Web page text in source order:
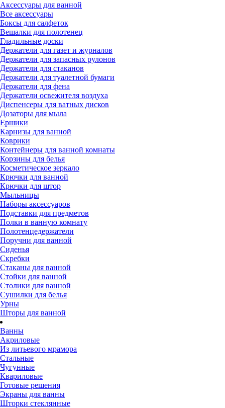
Аксессуары для ванной
Все аксессуары
Боксы для салфеток
Вешалки для полотенец
Гладильные доски
Держатели для газет и журналов
Держатели для запасных рулонов
Держатели для стаканов
Держатели для туалетной бумаги
Держатели для фена
Держатели освежителя воздуха
Диспенсеры для ватных дисков
Дозаторы для мыла
Ершики
Карнизы для ванной
Коврики
Контейнеры для ванной комнаты
Корзины для белья
Косметическое зеркало
Крючки для ванной
Крючки для штор
Мыльницы
Наборы аксессуаров
Подставки для предметов
Полки в ванную комнату
Полотенцедержатели
Поручни для ванной
Сиденья
Скребки
Стаканы для ванной
Стойки для ванной
Столики для ванной
Сушилки для белья
Урны
Шторы для ванной
Ванны
Акриловые
Из литьевого мрамора
Стальные
Чугунные
Квариловые
Готовые решения
Экраны для ванны
Шторки стеклянные